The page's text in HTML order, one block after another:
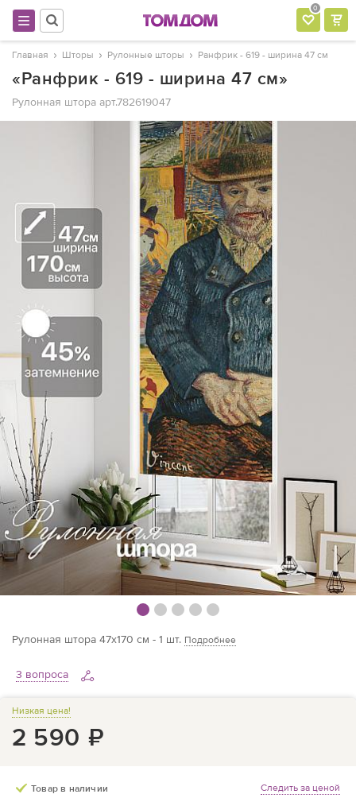
0
Главная Шторы Рулонные шторы Ранфрик - 619 - ширина 47 см
«Ранфрик - 619 - ширина 47 см»
Рулонная штора арт.782619047
Рулонная штора 47х170 см - 1 шт. Подробнее
3 вопроса
Низкая цена!
2 590 ₽
Товар в наличии
Следить за ценой